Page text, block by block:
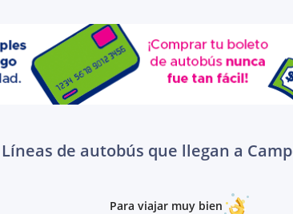
Líneas de autobús que llegan a
Para viajar muy bien